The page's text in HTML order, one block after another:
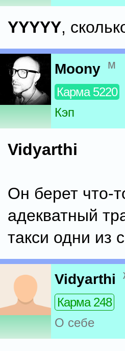
YYYYY,
Moony м
Карма 5220
Кэп
Vidyarthi
Он берет что-
адекватный
такси одни из
Vidyarthi
Карма 248
О себе